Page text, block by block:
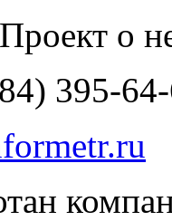
о
395-